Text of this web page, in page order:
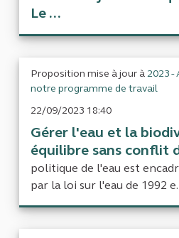
Le ...
Proposition mise à jour à2023 -
notre programme de travail
22/09/2023 18:40
Gérer l'eau et la
équilibre sans conflit
politique de l'eau est
par la loi sur l'eau de 1992